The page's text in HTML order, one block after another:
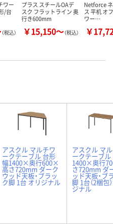
ワー
/台
（税込）
プラス スチールOAデ
スク フラットライン 奥
行き600mm
￥15,150～（税込）
Netforce
ス 平机 オ
ワー…
￥
アスクル マルチワ
ークテーブル 台形
幅1400×奥行600×
高さ720mm ダーク
ウッド天板・ブラッ
ク脚 1台 オリジナル
アスクル マ
ークテーブル
1400×奥行
さ720mm ダ
ッド天板・ブ
脚 1台（2梱包
ジナル